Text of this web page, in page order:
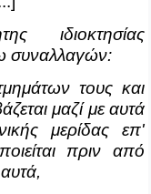
ιδιοκτησίας
συναλλαγών:
τους και
μαζί με αυτά
μερίδας επ'
πριν από